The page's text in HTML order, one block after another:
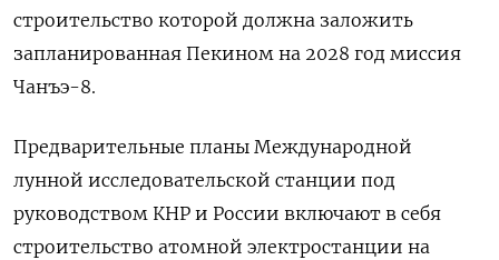
строительство которой должна заложить
запланированная Пекином на 2028 год миссия
Чанъэ-8.
Предварительные планы Международной
лунной исследовательской станции под
руководством КНР и России включают в себя
строительство атомной электростанции на